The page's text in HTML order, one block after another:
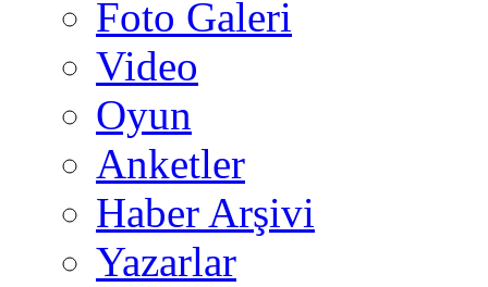
Foto Galeri
Video
Oyun
Anketler
Haber Arşivi
Yazarlar